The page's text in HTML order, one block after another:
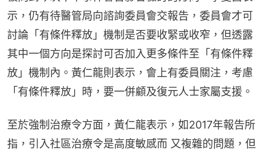
示，仍有待醫管局向諮詢委員會交報告，委員會才可
討論「有條件釋放」機制是否要收緊或收窄，但透露
其中一個方向是探討可否加入更多條件至「有條件釋
放」機制內。黃仁龍則表示，會上有委員關注，考慮
「有條件釋放」時，要一併顧及復元人士家屬支援。
至於強制治療令方面，黃仁龍表示，如2017年報告所
指，引入社區治療令是高度敏感而 又複雜的問題，但